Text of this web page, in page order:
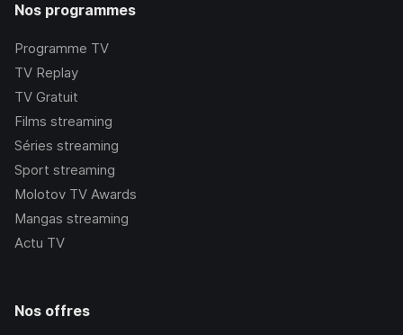
Nos programmes
Programme TV
TV Replay
TV Gratuit
Films streaming
Séries streaming
Sport streaming
Molotov TV Awards
Mangas streaming
Actu TV
Nos offres